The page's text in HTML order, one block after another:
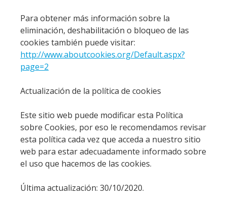
Para obtener más información sobre la
eliminación, deshabilitación o bloqueo de las
cookies también puede visitar:
http://www.aboutcookies.org/Default.aspx?
page=2
Actualización de la política de cookies
Este sitio web puede modificar esta Política
sobre Cookies, por eso le recomendamos revisar
esta política cada vez que acceda a nuestro sitio
web para estar adecuadamente informado sobre
el uso que hacemos de las cookies.
Última actualización: 30/10/2020.